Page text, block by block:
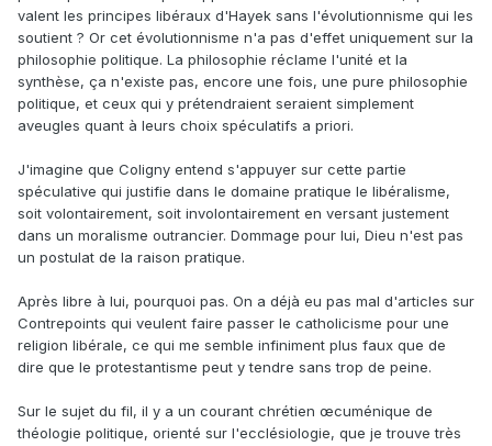
valent les principes libéraux d'Hayek sans l'évolutionnisme qui les
soutient ? Or cet évolutionnisme n'a pas d'effet uniquement sur la
philosophie politique. La philosophie réclame l'unité et la
synthèse, ça n'existe pas, encore une fois, une pure philosophie
politique, et ceux qui y prétendraient seraient simplement
aveugles quant à leurs choix spéculatifs a priori.
J'imagine que Coligny entend s'appuyer sur cette partie
spéculative qui justifie dans le domaine pratique le libéralisme,
soit volontairement, soit involontairement en versant justement
dans un moralisme outrancier. Dommage pour lui, Dieu n'est pas
un postulat de la raison pratique.
Après libre à lui, pourquoi pas. On a déjà eu pas mal d'articles sur
Contrepoints qui veulent faire passer le catholicisme pour une
religion libérale, ce qui me semble infiniment plus faux que de
dire que le protestantisme peut y tendre sans trop de peine.
Sur le sujet du fil, il y a un courant chrétien œcuménique de
théologie politique, orienté sur l'ecclésiologie, que je trouve très